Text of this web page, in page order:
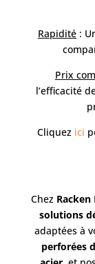
Rapidité:
Prix
l’efficacité
Cliquez ici
Chez Racken
solutions
adaptées à
perforées